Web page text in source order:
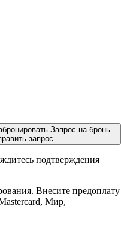
Запрос на бронь
запрос
подтверждения
Внесите предоплату
Мир,